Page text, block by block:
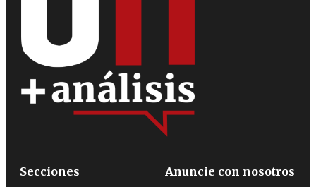
Secciones
Anuncie con nosotros